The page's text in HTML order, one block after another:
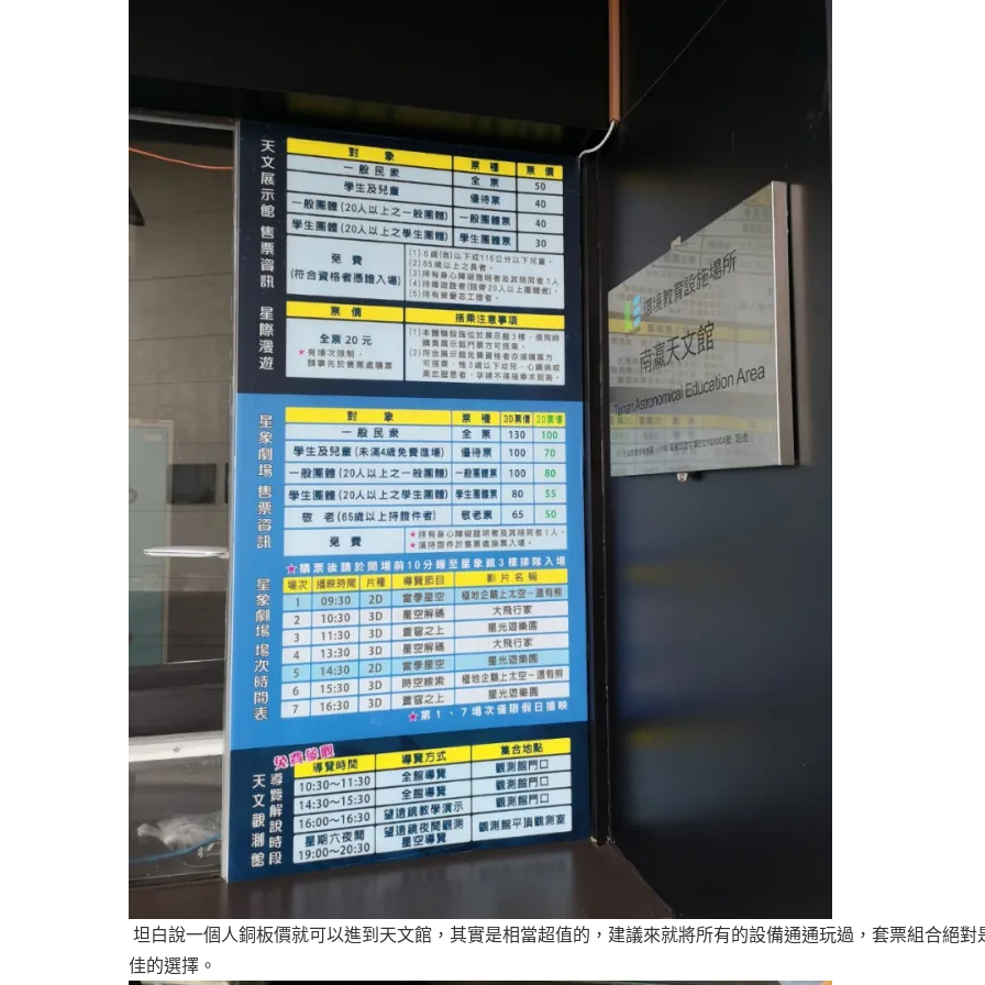
坦白說一個人銅板價就可以進到天文館，其實是相當超值的，建議來就將所有的設備通通玩過，套票組合絕對
佳的選擇。